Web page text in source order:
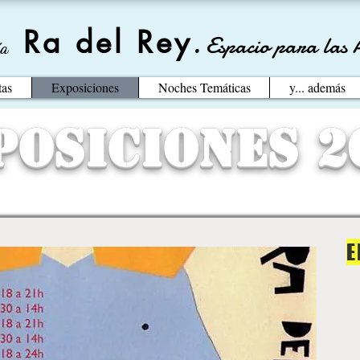
Ra del Rey. Espacio para las
Exposiciones Noches Temáticas y... además